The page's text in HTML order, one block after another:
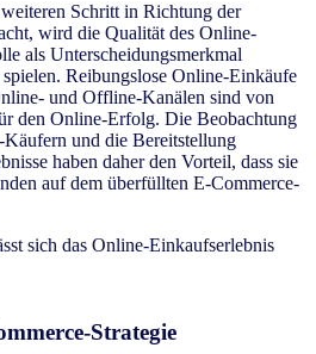
Schritt in Richtung der
wird die Qualität des Online-
als Unterscheidungsmerkmal
Reibungslose Online-Einkäufe
und Offline-Kanälen sind von
den Online-Erfolg. Die Beobachtung
und die Bereitstellung
haben daher den Vorteil, dass sie
auf dem überfüllten E-Commerce-
Strategie